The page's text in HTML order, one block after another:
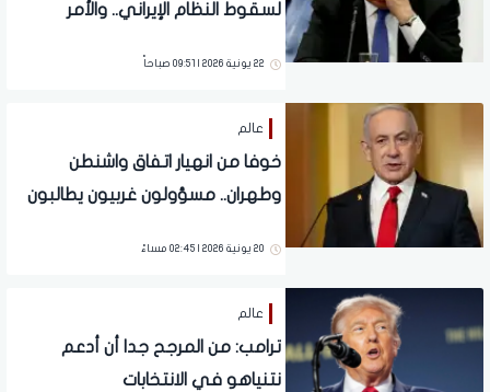
لسقوط النظام الإيراني.. والأمر
22 يونية 2026 | 09:51 صباحاً
عالم
خوفا من انهيار اتفاق واشنطن
وطهران.. مسؤولون غربيون يطالبون
20 يونية 2026 | 02:45 مساءً
عالم
ترامب: من المرجح جدا أن أدعم
نتنياهو في الانتخابات